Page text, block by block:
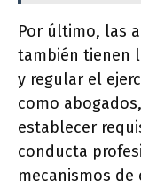
Por último, las
también tienen
y regular el
como
establecer
conducta
mecanismos